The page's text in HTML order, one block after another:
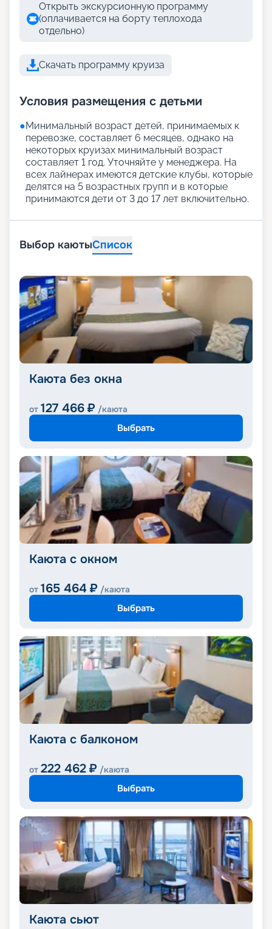
Открыть экскурсионную программу
(оплачивается на борту теплохода
отдельно)
Скачать программу круиза
Условия размещения с детьми
●Минимальный возраст детей, принимаемых к
перевозке, составляет 6 месяцев, однако на
некоторых круизах минимальный возраст
составляет 1 год. Уточняйте у менеджера. На
всех лайнерах имеются детские клубы, которые
делятся на 5 возрастных групп и в которые
принимаются дети от 3 до 17 лет включительно.
Выбор каютыСписок
Каюта без окна
от 127 466 ₽ /каюта
Выбрать
Каюта с окном
от 165 464 ₽ /каюта
Выбрать
Каюта с балконом
от 222 462 ₽ /каюта
Выбрать
Каюта сьют